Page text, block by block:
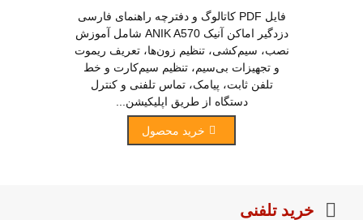
فایل PDF کاتالوگ و دفترچه راهنمای فارسی
دزدگیر اماکن آنیک ANIK A570 شامل آموزش
نصب، سیم‌کشی، تنظیم زون‌ها، تعریف ریموت
و تجهیزات بی‌سیم، تنظیم سیم‌کارت و خط
تلفن ثابت، پیامک، تماس تلفنی و کنترل
دستگاه از طریق اپلیکیشن...
خرید محصول
خرید تلفنی